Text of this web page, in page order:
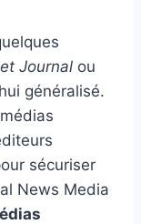
Journal ou
généralisé.
sécuriser
News Media